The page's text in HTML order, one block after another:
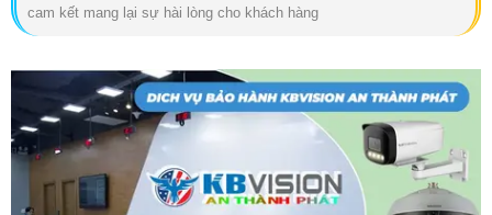
cam kết mang lại sự hài lòng cho khách hàng